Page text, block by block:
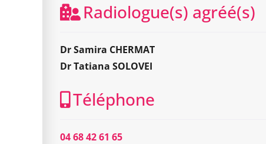
Radiologue(s) agréé(s)
Dr Samira CHERMAT
Dr Tatiana SOLOVEI
Téléphone
04 68 42 61 65